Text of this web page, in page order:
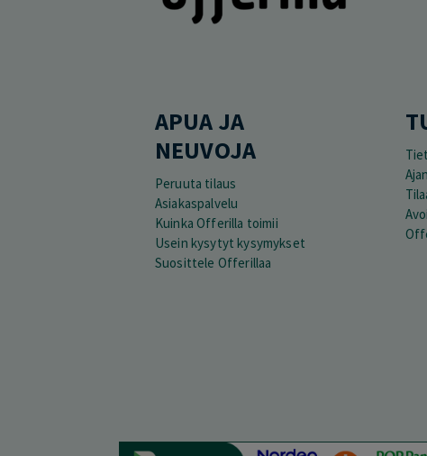
APUA JA
NEUVOJA
Peruuta tilaus
Asiakaspalvelu
Kuinka Offerilla toimii
Usein kysytyt kysymykset
Suosittele Offerillaa